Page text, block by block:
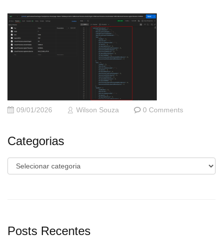
09/01/2026 Wilson Souza 0 Comments
Categorias
Categorias
Posts Recentes